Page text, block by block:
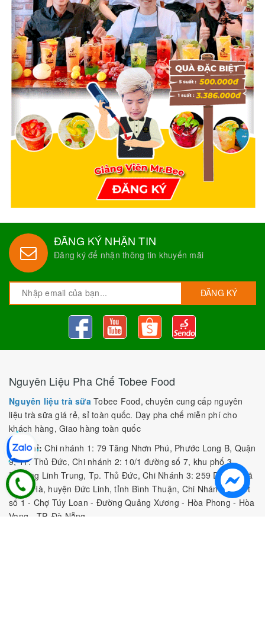
ĐĂNG KÝ NHẬN TIN
Đăng ký để nhận thông tin khuyến mãi
ĐĂNG KÝ
Nguyên Liệu Pha Chế Tobee Food
Nguyên liệu trà sữa Tobee Food, chuyên cung cấp nguyên
liệu trà sữa giá rẻ, sỉ toàn quốc. Dạy pha chế miễn phí cho
khách hàng, Giao hàng toàn quốc
Địa Chỉ: Chi nhánh 1: 79 Tăng Nhơn Phú, Phước Long B, Quận
9, TP. Thủ Đức, Chi nhánh 2: 10/1 đường số 7, khu phố 3,
Phường Linh Trung, Tp. Thủ Đức, Chi Nhánh 3: 259 DT766, xã
Đông Hà, huyện Đức Linh, tỉnh Bình Thuận, Chi Nhánh 4: Kiot
số 1 - Chợ Túy Loan - Đường Quảng Xương - Hòa Phong - Hòa
Vang - TP. Đà Nẵng